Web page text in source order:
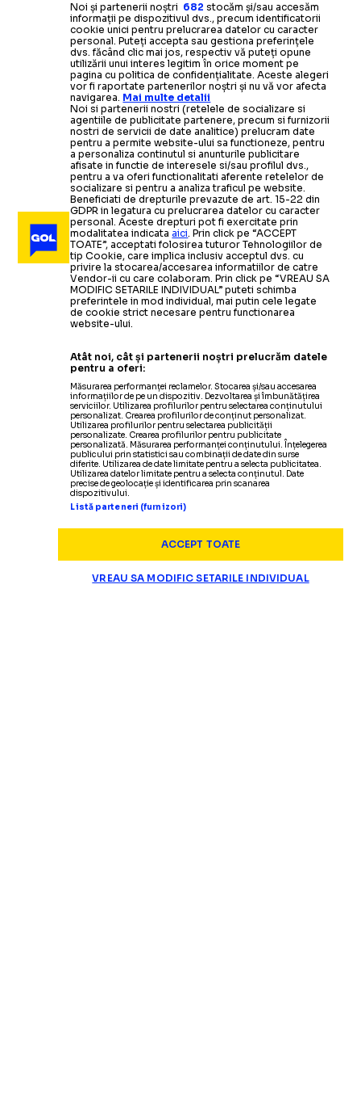
SUPERLIGA
SITUAȚIE CRITICĂ LA CFR Un fost jucător al clujenilor a
Noi și partenerii noștri 682 stocăm și/sau accesăm
informații pe dispozitivul dvs., precum identificatorii
cookie unici pentru prelucrarea datelor cu caracter
personal. Puteți accepta sau gestiona preferințele
dvs. făcând clic mai jos, respectiv vă puteți opune
utilizării unui interes legitim în orice moment pe
pagina cu politica de confidențialitate. Aceste alegeri
vor fi raportate partenerilor noștri și nu vă vor afecta
navigarea. Mai multe detalii
Noi si partenerii nostri (retelele de socializare si
agentiile de publicitate partenere, precum si furnizorii
nostri de servicii de date analitice) prelucram date
pentru a permite website-ului sa functioneze, pentru
a personaliza continutul si anunturile publicitare
afisate in functie de interesele si/sau profilul dvs.,
pentru a va oferi functionalitati aferente retelelor de
socializare si pentru a analiza traficul pe website.
Beneficiati de drepturile prevazute de art. 15-22 din
GDPR in legatura cu prelucrarea datelor cu caracter
personal. Aceste drepturi pot fi exercitate prin
modalitatea indicataaici. Prin click pe “ACCEPT
TOATE”, acceptati folosirea tuturor Tehnologiilor de
tip Cookie, care implica inclusiv acceptul dvs. cu
privire la stocarea/accesarea informatiilor de catre
Vendor-ii cu care colaboram. Prin click pe “VREAU SA
MODIFIC SETARILE INDIVIDUAL” puteti schimba
preferintele in mod individual, mai putin cele legate
de cookie strict necesare pentru functionarea
website-ului.
Atât noi, cât și partenerii noștri prelucrăm datele
pentru a oferi:
Măsurarea performanței reclamelor. Stocarea și/sau accesarea
informațiilor de pe un dispozitiv. Dezvoltarea și îmbunătățirea
serviciilor. Utilizarea profilurilor pentru selectarea conținutului
personalizat. Crearea profilurilor de conținut personalizat.
Utilizarea profilurilor pentru selectarea publicității
personalizate. Crearea profilurilor pentru publicitate
personalizată. Măsurarea performanței conținutului. Înțelegerea
publicului prin statistici sau combinații de date din surse
diferite. Utilizarea de date limitate pentru a selecta publicitatea.
Utilizarea datelor limitate pentru a selecta conținutul. Date
precise de geolocație și identificarea prin scanarea
dispozitivului.
Listă parteneri (furnizori)
ACCEPT TOATE
VREAU SA MODIFIC SETARILE INDIVIDUAL